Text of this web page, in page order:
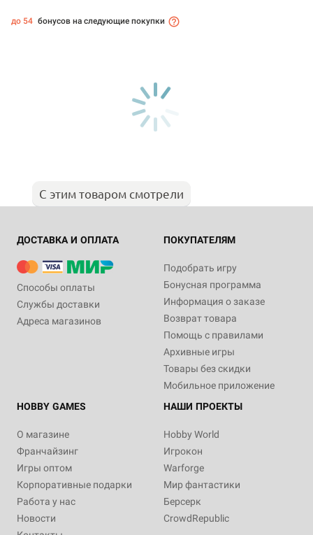
до 54 бонусов на следующие покупки
С этим товаром смотрели
ДОСТАВКА И ОПЛАТА
Способы оплаты
Службы доставки
Адреса магазинов
ПОКУПАТЕЛЯМ
Подобрать игру
Бонусная программа
Информация о заказе
Возврат товара
Помощь с правилами
Архивные игры
Товары без скидки
Мобильное приложение
HOBBY GAMES
О магазине
Франчайзинг
Игры оптом
Корпоративные подарки
Работа у нас
Новости
НАШИ ПРОЕКТЫ
Hobby World
Игрокон
Warforge
Мир фантастики
Берсерк
CrowdRepublic